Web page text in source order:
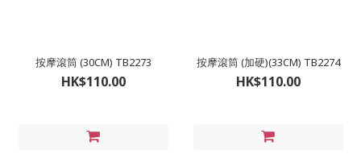
按摩滾筒 (30CM) TB2273
HK$110.00
按摩滾筒 (加硬)(33CM) TB2274
HK$110.00